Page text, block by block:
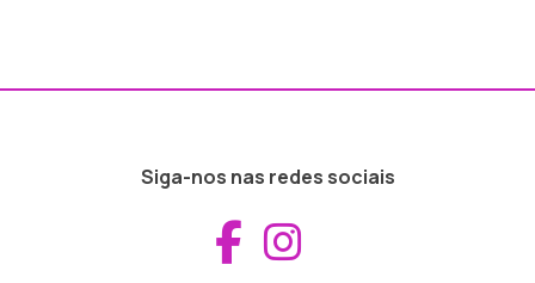
Siga-nos nas redes sociais
Aceder ao